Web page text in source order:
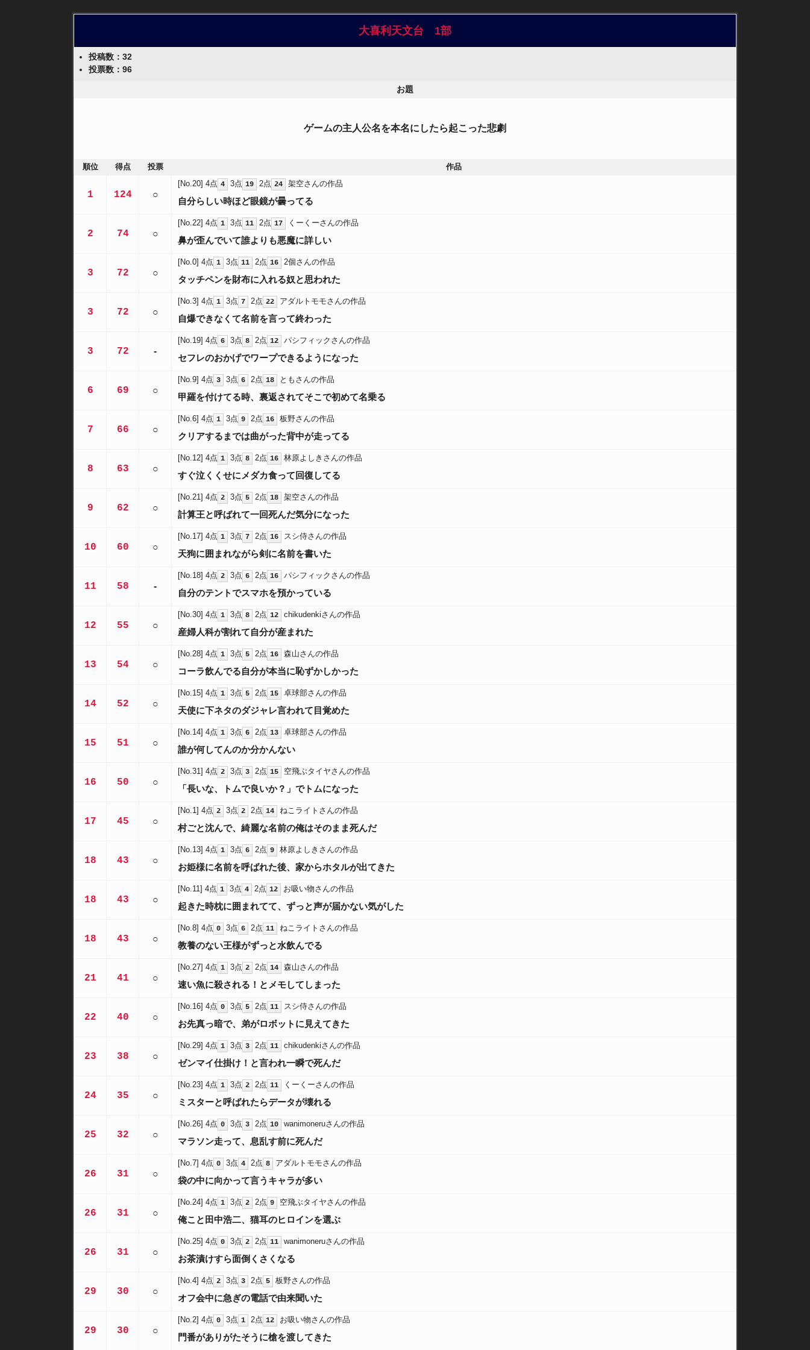
大喜利天文台 1部
投稿数：32
投票数：96
お題
ゲームの主人公名を本名にしたら起こった悲劇
順位 得点 投票 作品
1 124 ○
[No.20] 4点 4 3点 19 2点 24 架空さんの作品
自分らしい時ほど眼鏡が曇ってる
2 74 ○
[No.22] 4点 1 3点 11 2点 17 くーくーさんの作品
鼻が歪んでいて誰よりも悪魔に詳しい
3 72 ○
[No.0] 4点 1 3点 11 2点 16 2個さんの作品
タッチペンを財布に入れる奴と思われた
3 72 ○
[No.3] 4点 1 3点 7 2点 22 アダルトモモさんの作品
自爆できなくて名前を言って終わった
3 72 -
[No.19] 4点 6 3点 8 2点 12 パシフィックさんの作品
セフレのおかげでワープできるようになった
6 69 ○
[No.9] 4点 3 3点 6 2点 18 ともさんの作品
甲羅を付けてる時、裏返されてそこで初めて名乗る
7 66 ○
[No.6] 4点 1 3点 9 2点 16 板野さんの作品
クリアするまでは曲がった背中が走ってる
8 63 ○
[No.12] 4点 1 3点 8 2点 16 林原よしきさんの作品
すぐ泣くくせにメダカ食って回復してる
9 62 ○
[No.21] 4点 2 3点 5 2点 18 架空さんの作品
計算王と呼ばれて一回死んだ気分になった
10 60 ○
[No.17] 4点 1 3点 7 2点 16 スシ侍さんの作品
天狗に囲まれながら剣に名前を書いた
11 58 -
[No.18] 4点 2 3点 6 2点 16 パシフィックさんの作品
自分のテントでスマホを預かっている
12 55 ○
[No.30] 4点 1 3点 8 2点 12 chikudenkiさんの作品
産婦人科が割れて自分が産まれた
13 54 ○
[No.28] 4点 1 3点 5 2点 16 森山さんの作品
コーラ飲んでる自分が本当に恥ずかしかった
14 52 ○
[No.15] 4点 1 3点 5 2点 15 卓球部さんの作品
天使に下ネタのダジャレ言われて目覚めた
15 51 ○
[No.14] 4点 1 3点 6 2点 13 卓球部さんの作品
誰が何してんのか分かんない
16 50 ○
[No.31] 4点 2 3点 3 2点 15 空飛ぶタイヤさんの作品
「長いな、トムで良いか？」でトムになった
17 45 ○
[No.1] 4点 2 3点 2 2点 14 ねこライトさんの作品
村ごと沈んで、綺麗な名前の俺はそのまま死んだ
18 43 ○
[No.13] 4点 1 3点 6 2点 9 林原よしきさんの作品
お姫様に名前を呼ばれた後、家からホタルが出てきた
18 43 ○
[No.11] 4点 1 3点 4 2点 12 お吸い物さんの作品
起きた時枕に囲まれてて、ずっと声が届かない気がした
18 43 ○
[No.8] 4点 0 3点 6 2点 11 ねこライトさんの作品
教養のない王様がずっと水飲んでる
21 41 ○
[No.27] 4点 1 3点 2 2点 14 森山さんの作品
速い魚に殺される！とメモしてしまった
22 40 ○
[No.16] 4点 0 3点 5 2点 11 スシ侍さんの作品
お先真っ暗で、弟がロボットに見えてきた
23 38 ○
[No.29] 4点 1 3点 3 2点 11 chikudenkiさんの作品
ゼンマイ仕掛け！と言われ一瞬で死んだ
24 35 ○
[No.23] 4点 1 3点 2 2点 11 くーくーさんの作品
ミスターと呼ばれたらデータが壊れる
25 32 ○
[No.26] 4点 0 3点 3 2点 10 wanimoneruさんの作品
マラソン走って、息乱す前に死んだ
26 31 ○
[No.7] 4点 0 3点 4 2点 8 アダルトモモさんの作品
袋の中に向かって言うキャラが多い
26 31 ○
[No.24] 4点 1 3点 2 2点 9 空飛ぶタイヤさんの作品
俺こと田中浩二、猫耳のヒロインを選ぶ
26 31 ○
[No.25] 4点 0 3点 2 2点 11 wanimoneruさんの作品
お茶漬けすら面倒くさくなる
29 30 ○
[No.4] 4点 2 3点 3 2点 5 板野さんの作品
オフ会中に急ぎの電話で由来聞いた
29 30 ○
[No.2] 4点 0 3点 1 2点 12 お吸い物さんの作品
門番がありがたそうに槍を渡してきた